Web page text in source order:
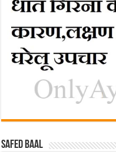
Safed baal